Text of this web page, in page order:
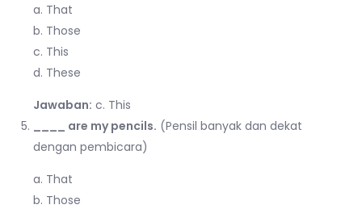
a. That
b. Those
c. This
d. These
Jawaban: c. This
____ are my pencils. (Pensil banyak dan dekat
dengan pembicara)
a. That
b. Those